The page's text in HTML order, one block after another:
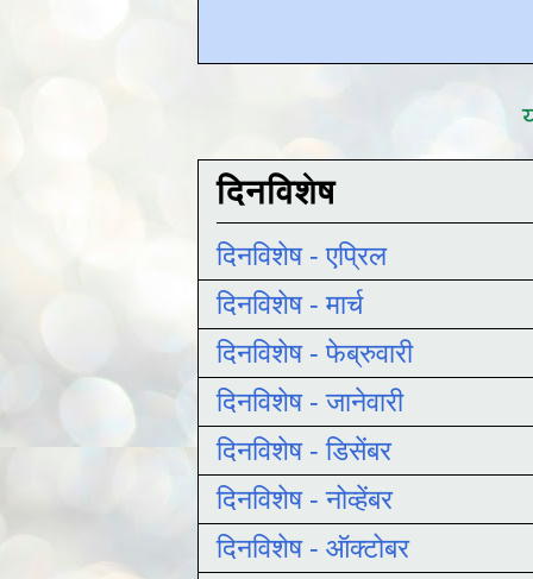
दिनविशेष
दिनविशेष - एप्रिल
दिनविशेष - मार्च
दिनविशेष - फेब्रुवारी
दिनविशेष - जानेवारी
दिनविशेष - डिसेंबर
दिनविशेष - नोव्हेंबर
दिनविशेष - ऑक्टोबर